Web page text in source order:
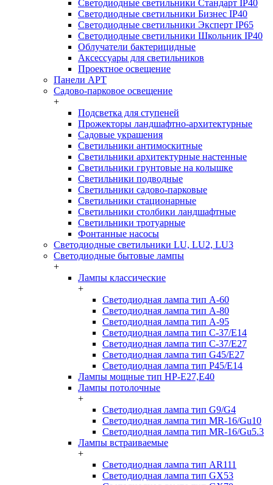
Светодиодные светильники Стандарт IP40
Светодиодные светильники Бизнес IP40
Светодиодные светильники Эксперт IP65
Светодиодные светильники Школьник IP40
Облучатели бактерицидные
Аксессуары для светильников
Проектное освещение
Панели АРТ
Садово-парковое освещение
+
Подсветка для ступеней
Прожекторы ландшафтно-архитектурные
Садовые украшения
Светильники антимоскитные
Светильники архитектурные настенные
Светильники грунтовые на колышке
Светильники подводные
Светильники садово-парковые
Светильники стационарные
Светильники столбики ландшафтные
Светильники тротуарные
Фонтанные насосы
Светодиодные светильники LU, LU2, LU3
Светодиодные бытовые лампы
+
Лампы классические
+
Светодиодная лампа тип A-60
Светодиодная лампа тип A-80
Светодиодная лампа тип A-95
Светодиодная лампа тип C-37/Е14
Светодиодная лампа тип C-37/Е27
Светодиодная лампа тип G45/E27
Светодиодная лампа тип P45/E14
Лампы мощные тип HP-E27,E40
Лампы потолочные
+
Светодиодная лампа тип G9/G4
Светодиодная лампа тип MR-16/Gu10
Светодиодная лампа тип MR-16/Gu5.3
Лампы встраиваемые
+
Светодиодная лампа тип AR111
Светодиодная лампа тип GX53